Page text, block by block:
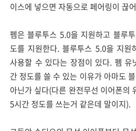
이스에 넣으면 자동으로 페어링이 끊
펨은 블루투스 5.0을 지원하고 블루
도를 지원한다. 블루투스 5.0을 지원
사용할 수 있다는 장점이 있다. 펨 유
간 정도를 쓸 수 있는 이유가 아마도
아닌가 싶다(다른 완전무선 이어폰의
5시간 정도를 쓰는거 같은데 말이지).